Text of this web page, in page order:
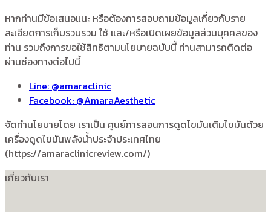
หากท่านมีข้อเสนอแนะ หรือต้องการสอบถามข้อมูลเกี่ยวกับราย
ละเอียดการเก็บรวบรวม ใช้ และ/หรือเปิดเผยข้อมูลส่วนบุคคลของ
ท่าน รวมถึงการขอใช้สิทธิตามนโยบายฉบับนี้ ท่านสามารถติดต่อ
ผ่านช่องทางต่อไปนี้
Line: @amaraclinic
Facebook: @AmaraAesthetic
จัดทำนโยบายโดย เราเป็น ศูนย์การสอนการดูดไขมันเติมไขมันด้วย
เครื่องดูดไขมันพลังน้ำประจำประเทศไทย
(https://amaraclinicreview.com/)
เกี่ยวกับเรา